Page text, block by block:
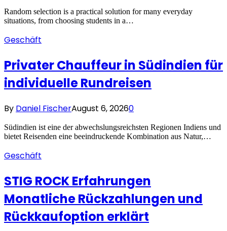
Random selection is a practical solution for many everyday
situations, from choosing students in a…
Geschäft
Privater Chauffeur in Südindien für
individuelle Rundreisen
By Daniel FischerAugust 6, 20260
Südindien ist eine der abwechslungsreichsten Regionen Indiens und
bietet Reisenden eine beeindruckende Kombination aus Natur,…
Geschäft
STIG ROCK Erfahrungen
Monatliche Rückzahlungen und
Rückkaufoption erklärt